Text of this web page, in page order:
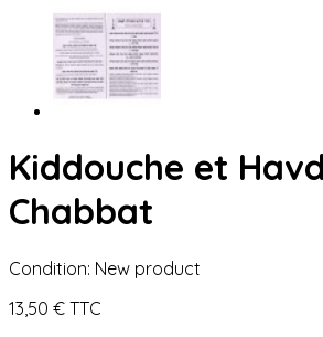
Kiddouche et
Chabbat
Condition: New product
13,50 € TTC